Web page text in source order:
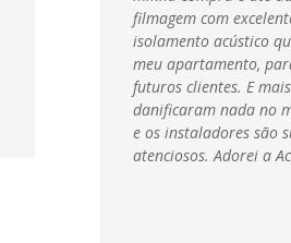
filmagem com
isolamento acústico
meu apartamento,
futuros clientes. E
danificaram nada no
e os instaladores são
atenciosos. Adorei a